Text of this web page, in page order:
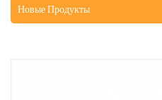
Новые Продукты